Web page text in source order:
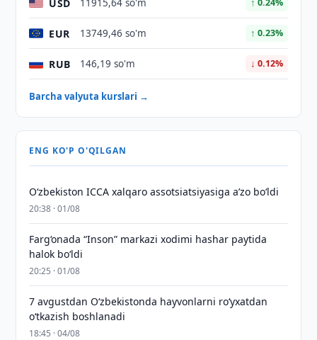
USD 11915,64 so'm ↑ 0.24%
EUR 13749,46 so'm ↑ 0.23%
RUB 146,19 so'm ↓ 0.12%
Barcha valyuta kurslari →
ENG KO'P O'QILGAN
O‘zbekiston ICCA xalqaro assotsiatsiyasiga aʼzo bo‘ldi
20:38 · 01/08
Farg‘onada “Inson” markazi xodimi hashar paytida
halok bo‘ldi
20:25 · 01/08
7 avgustdan O‘zbekistonda hayvonlarni ro‘yxatdan
o‘tkazish boshlanadi
18:45 · 04/08